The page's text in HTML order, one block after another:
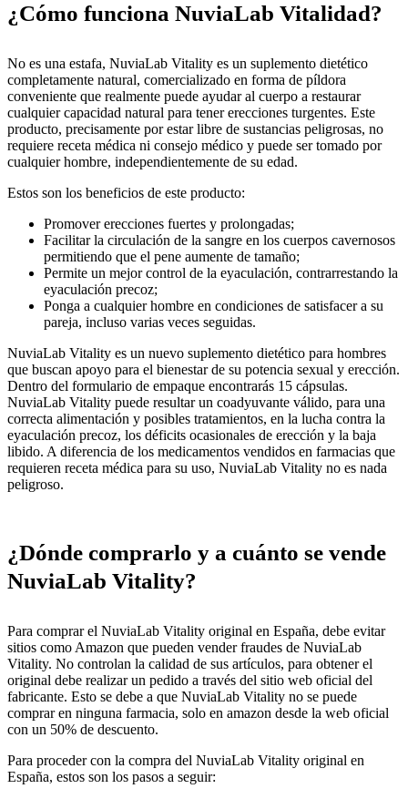
¿Cómo funciona NuviaLab Vitalidad?
No es una estafa, NuviaLab Vitality es un suplemento dietético
completamente natural, comercializado en forma de píldora
conveniente que realmente puede ayudar al cuerpo a restaurar
cualquier capacidad natural para tener erecciones turgentes. Este
producto, precisamente por estar libre de sustancias peligrosas, no
requiere receta médica ni consejo médico y puede ser tomado por
cualquier hombre, independientemente de su edad.
Estos son los beneficios de este producto:
Promover erecciones fuertes y prolongadas;
Facilitar la circulación de la sangre en los cuerpos cavernosos
permitiendo que el pene aumente de tamaño;
Permite un mejor control de la eyaculación, contrarrestando la
eyaculación precoz;
Ponga a cualquier hombre en condiciones de satisfacer a su
pareja, incluso varias veces seguidas.
NuviaLab Vitality es un nuevo suplemento dietético para hombres
que buscan apoyo para el bienestar de su potencia sexual y erección.
Dentro del formulario de empaque encontrarás 15 cápsulas.
NuviaLab Vitality puede resultar un coadyuvante válido, para una
correcta alimentación y posibles tratamientos, en la lucha contra la
eyaculación precoz, los déficits ocasionales de erección y la baja
libido. A diferencia de los medicamentos vendidos en farmacias que
requieren receta médica para su uso, NuviaLab Vitality no es nada
peligroso.
¿Dónde comprarlo y a cuánto se vende
NuviaLab Vitality?
Para comprar el NuviaLab Vitality original en España, debe evitar
sitios como Amazon que pueden vender fraudes de NuviaLab
Vitality. No controlan la calidad de sus artículos, para obtener el
original debe realizar un pedido a través del sitio web oficial del
fabricante. Esto se debe a que NuviaLab Vitality no se puede
comprar en ninguna farmacia, solo en amazon desde la web oficial
con un 50% de descuento.
Para proceder con la compra del NuviaLab Vitality original en
España, estos son los pasos a seguir: